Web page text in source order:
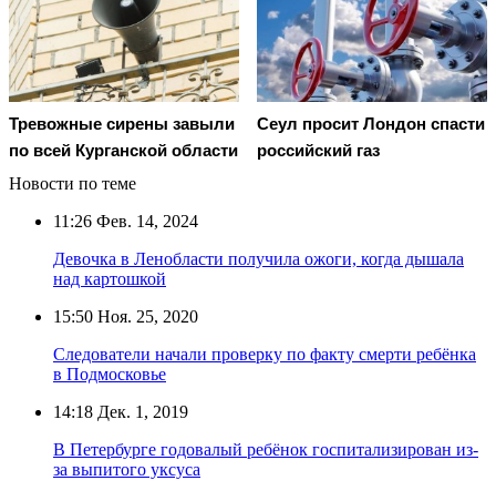
Тревожные сирены завыли
по всей Курганской области
Сеул просит Лондон спасти
российский газ
Новости по теме
11:26 Фев. 14, 2024
Девочка в Ленобласти получила ожоги, когда дышала
над картошкой
15:50 Ноя. 25, 2020
Следователи начали проверку по факту смерти ребёнка
в Подмосковье
14:18 Дек. 1, 2019
В Петербурге годовалый ребёнок госпитализирован из-
за выпитого уксуса